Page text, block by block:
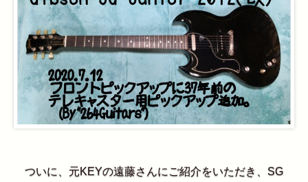
ついに、元KEYの遠藤さんにご紹介をいただき、SG